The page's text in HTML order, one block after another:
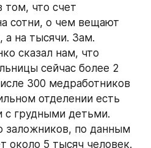
том, что счет
сотни, о чем вещают
на тысячи. Зам.
сказал нам, что
сейчас более 2
300 медработников
отделении есть
грудными детьми.
заложников, по данным
около 5 тысяч человек.